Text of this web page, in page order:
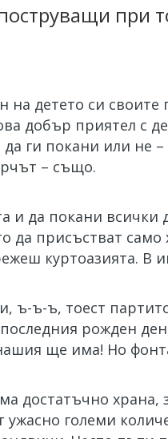
при
детето си своите
добър приятел с
ги покани или не
– също.
да покани всички
да присъстват
куртоазията. В
ъ-ъ-ъ, тоест
последния рожден
ще има! Но
достатъчно храна,
ужасно големи